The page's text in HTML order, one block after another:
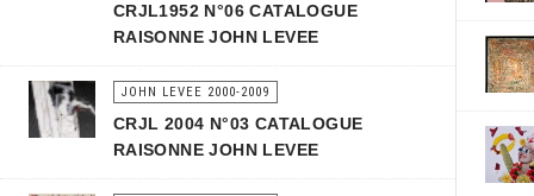
CRJL1952 N°06 CATALOGUE
RAISONNE JOHN LEVEE
JOHN LEVEE 2000-2009
CRJL 2004 N°03 CATALOGUE
RAISONNE JOHN LEVEE